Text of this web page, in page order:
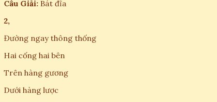
Câu Giải: Bát đĩa
2,
Đường ngay thông thống
Hai cống hai bên
Trên hàng gương
Dưới hàng lược